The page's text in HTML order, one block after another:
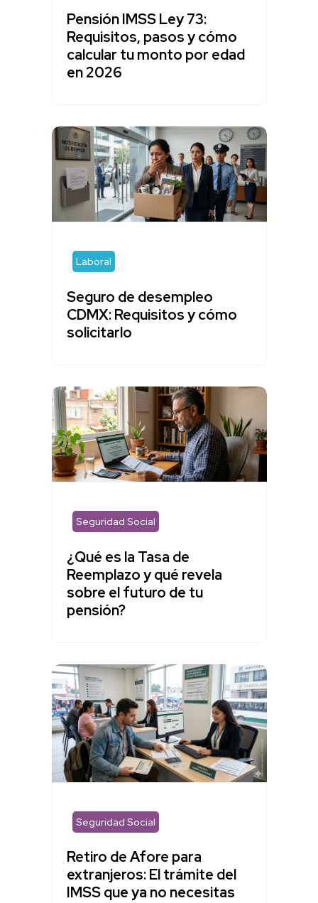
Pensión IMSS Ley 73:
Requisitos, pasos y cómo
calcular tu monto por edad
en 2026
Laboral
Seguro de desempleo
CDMX: Requisitos y cómo
solicitarlo
Seguridad Social
¿Qué es la Tasa de
Reemplazo y qué revela
sobre el futuro de tu
pensión?
Seguridad Social
Retiro de Afore para
extranjeros: El trámite del
IMSS que ya no necesitas